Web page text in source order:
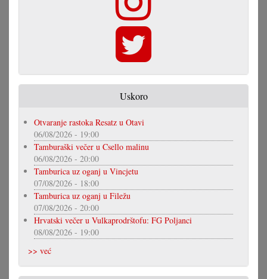
Uskoro
Otvaranje rastoka Resatz u Otavi
06/08/2026 - 19:00
Tamburaški večer u Csello malinu
06/08/2026 - 20:00
Tamburica uz oganj u Vincjetu
07/08/2026 - 18:00
Tamburica uz oganj u Filežu
07/08/2026 - 20:00
Hrvatski večer u Vulkaprodrštofu: FG Poljanci
08/08/2026 - 19:00
>> već